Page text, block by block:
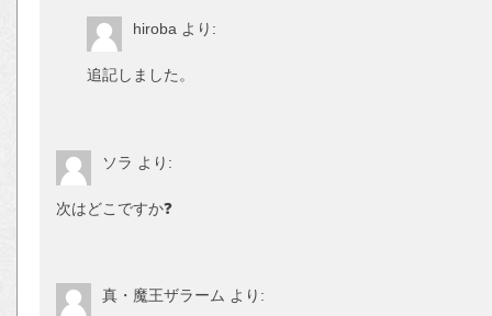
hiroba より:
追記しました。
ソラ より:
次はどこですか❓
真・魔王ザラーム より: